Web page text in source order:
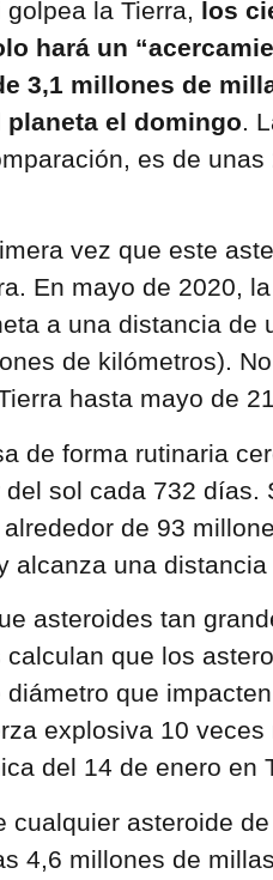
la Tierra, los
hará un
3,1 millones de
el domingo.
es de
vez que este
En mayo de 2020,
a una distancia de
de kilómetros).
hasta mayo de
de forma rutinaria
sol cada 732 días.
de 93
alcanza una
asteroides tan
calculan que los
diámetro que
explosiva 10
del 14 de enero en
cualquier asteroide
4,6 millones de